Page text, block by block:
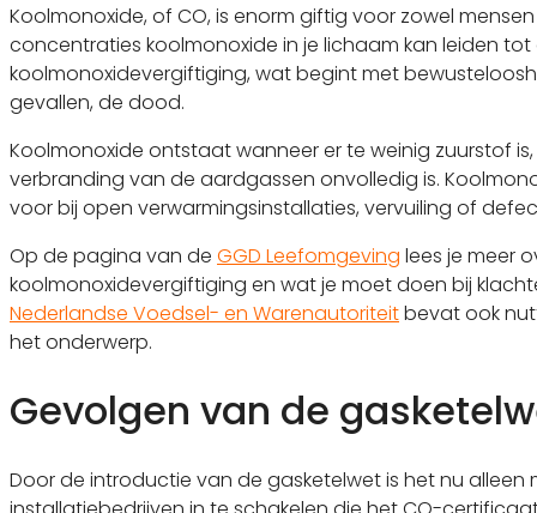
Koolmonoxide, of CO, is enorm giftig voor zowel
concentraties koolmonoxide in je lichaam kan leiden tot
koolmonoxidevergiftiging, wat begint met
gevallen, de dood.
Koolmonoxide ontstaat wanneer er te weinig zuurstof
verbranding van de aardgassen onvolledig is.
voor bij open verwarmingsinstallaties, vervuiling of
Op de pagina van de GGD Leefomgeving lees je meer
koolmonoxidevergiftiging en wat je moet doen bij
Nederlandse Voedsel- en Warenautoriteitbevat ook
het onderwerp.
Gevolgen van de
Door de introductie van de gasketelwet is het nu alleen